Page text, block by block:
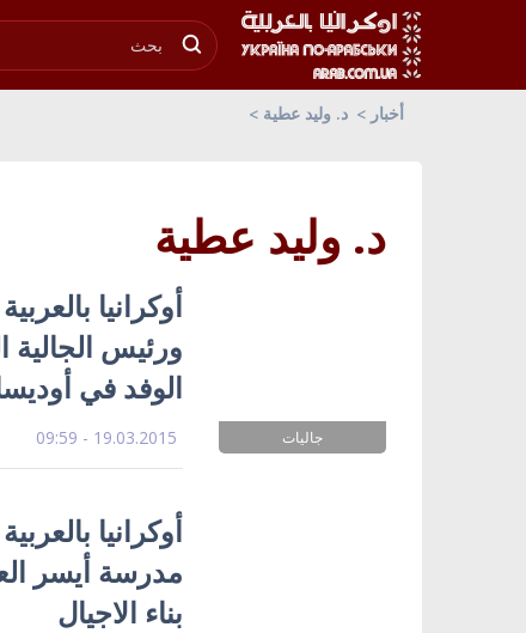
أخبار د. وليد عطية
د. وليد عطية
جاليات
أوكرانيا
ورئيس
الوفد في
19.03.2015 - 09:59
أوكرانيا
مدرسة أيسر
بناء الاجيال